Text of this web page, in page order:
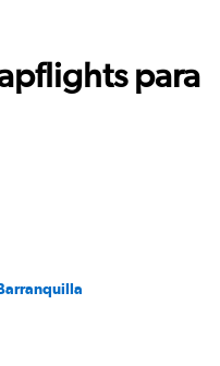
para